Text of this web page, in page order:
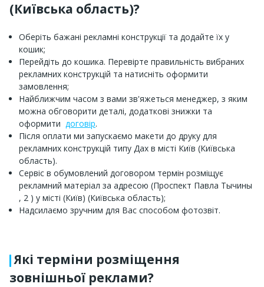
(Київська область)?
Оберіть бажані рекламні конструкції та додайте їх у
кошик;
Перейдіть до кошика. Перевірте правильність вибраних
рекламних конструкцій та натисніть оформити
замовлення;
Найближчим часом з вами зв'яжеться менеджер, з яким
можна обговорити деталі, додаткові знижки та
оформити договір.
Після оплати ми запускаємо макети до друку для
рекламних конструкцій типу Дах в місті Київ (Київська
область).
Сервіс в обумовлений договором термін розміщує
рекламний матеріал за адресою (Проспект Павла Тычины
, 2 ) у місті (Київ) (Київська область);
Надсилаємо зручним для Вас способом фотозвіт.
Які терміни розміщення
зовнішньої реклами?